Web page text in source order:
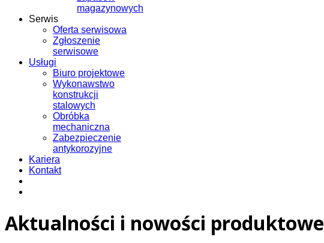
magazynowych
Serwis
Oferta serwisowa
Zgłoszenie
serwisowe
Usługi
Biuro projektowe
Wykonawstwo
konstrukcji
stalowych
Obróbka
mechaniczna
Zabezpieczenie
antykorozyjne
Kariera
Kontakt
Aktualności i nowości produktowe